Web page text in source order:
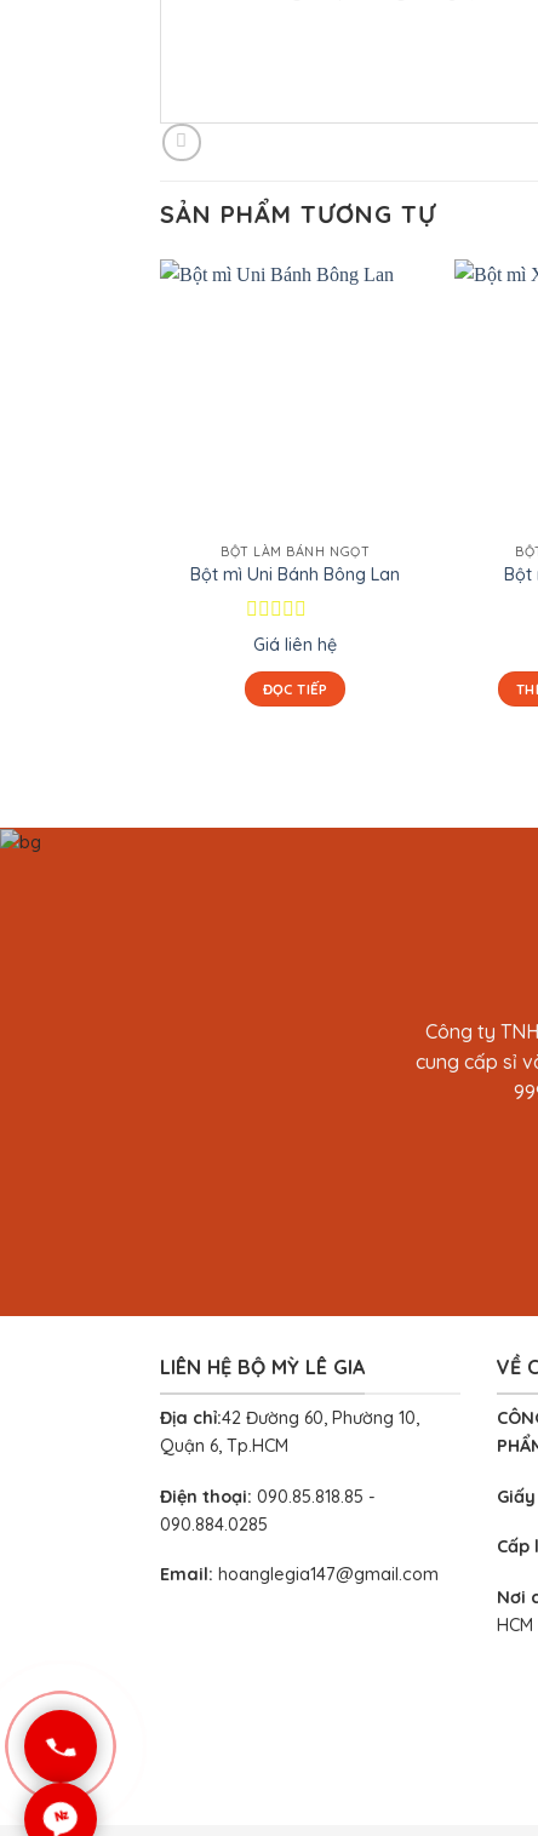
SẢN PHẨM TƯƠNG TỰ
BỘT LÀM BÁNH NGỌT
Bột mì Uni Bánh Bông Lan
Được
xếp
hạng
0
Giá liên hệ
ĐỌC TIẾP
Bột
Công ty
cung cấp sỉ
LIÊN HỆ BỘ MỲ LÊ GIA
Địa chỉ:42 Đường 60, Phường 10,
Quận 6, Tp.HCM
Điện thoại: 090.85.818.85 -
090.884.0285
Email: hoanglegia147@gmail.com
VỀ
Cấp
Nơi
HCM